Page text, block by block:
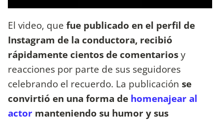
El video, que fue publicado en el perfil de
Instagram de la conductora, recibió
rápidamente cientos de comentariosy
reacciones por parte de sus seguidores
celebrando el recuerdo. La publicación se
convirtió en una forma de homenajear al
actor manteniendo su humor y sus